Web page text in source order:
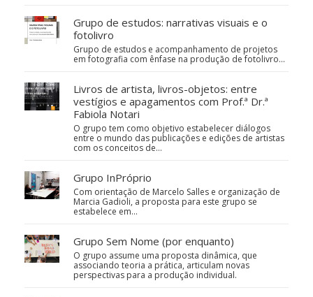
Grupo de estudos: narrativas visuais e o
fotolivro
Grupo de estudos e acompanhamento de projetos
em fotografia com ênfase na produção de fotolivro...
Livros de artista, livros-objetos: entre
vestígios e apagamentos com Prof.ª Dr.ª
Fabiola Notari
O grupo tem como objetivo estabelecer diálogos
entre o mundo das publicações e edições de artistas
com os conceitos de…
Grupo InPróprio
Com orientação de Marcelo Salles e organização de
Marcia Gadioli, a proposta para este grupo se
estabelece em…
Grupo Sem Nome (por enquanto)
O grupo assume uma proposta dinâmica, que
associando teoria a prática, articulam novas
perspectivas para a produção individual.